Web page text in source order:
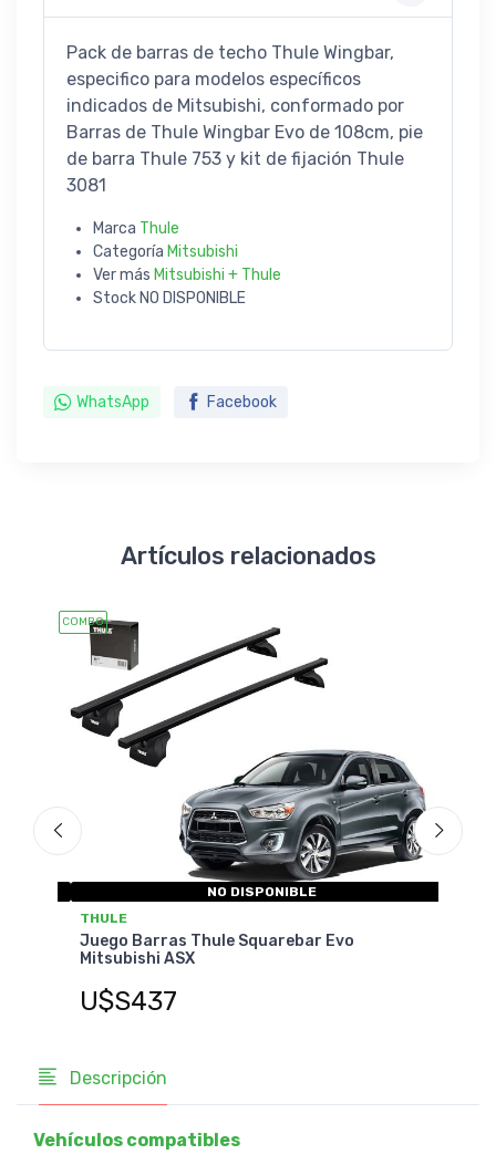
Pack de barras de techo Thule Wingbar,
especifico para modelos específicos
indicados de Mitsubishi, conformado por
Barras de Thule Wingbar Evo de 108cm, pie
de barra Thule 753 y kit de fijación Thule
3081
Marca Thule
Categoría Mitsubishi
Ver más Mitsubishi + Thule
Stock NO DISPONIBLE
WhatsApp Facebook
Artículos relacionados
COMBO
NO DISPONIBLE
THULE
Juego Barras Thule Squarebar Evo
Mitsubishi ASX
U$S437
Descripción
Vehículos compatibles